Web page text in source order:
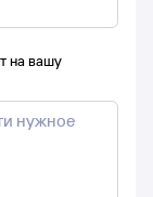
на вашу